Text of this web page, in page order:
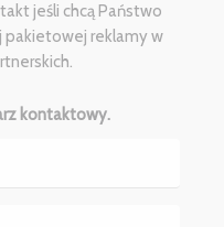
jeśli chcą Państwo
pakietowej reklamy w
kontaktowy.